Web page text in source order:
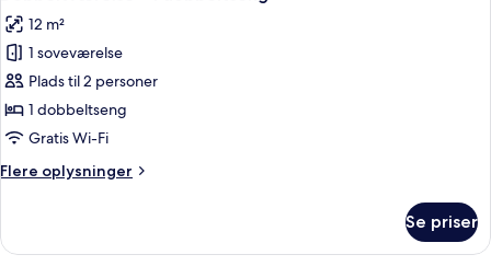
alle
billeder
af
Dobbeltværelse
-
1
12 m²
1 soveværelse
Plads til 2 personer
1 dobbeltseng
Gratis Wi-Fi
Flere oplysninger
Flere
-
Se priser